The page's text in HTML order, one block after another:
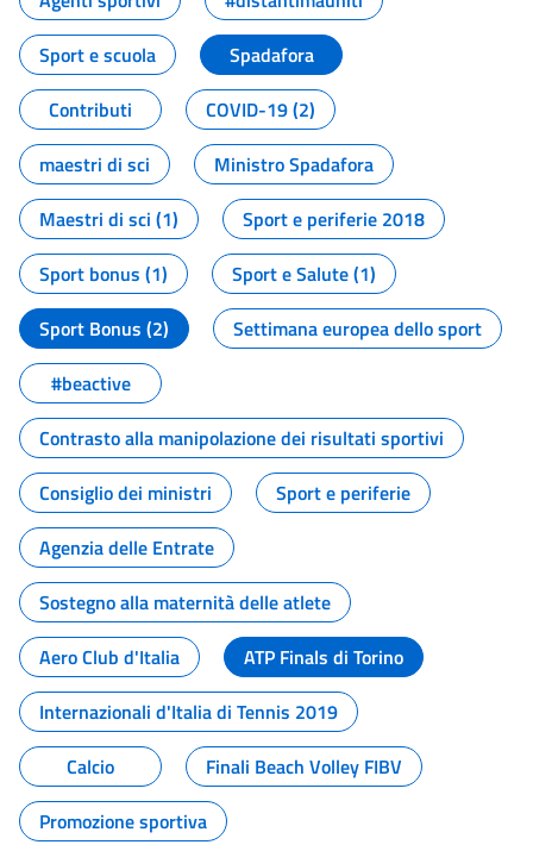
Sport e scuola
Spadafora
Contributi
COVID-19 (2)
maestri di sci
Ministro Spadafora
Maestri di sci (1)
Sport e periferie 2018
Sport bonus (1)
Sport e Salute (1)
Sport Bonus (2)
Settimana europea dello sport
#beactive
Contrasto alla manipolazione dei risultati sportivi
Consiglio dei ministri
Sport e periferie
Agenzia delle Entrate
Sostegno alla maternità delle atlete
Aero Club d'Italia
ATP Finals di Torino
Internazionali d'Italia di Tennis 2019
Calcio
Finali Beach Volley FIBV
Promozione sportiva